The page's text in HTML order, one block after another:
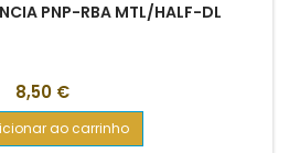
PNP-RBA MTL/HALF-DL
Preço
8,50 €
ao carrinho